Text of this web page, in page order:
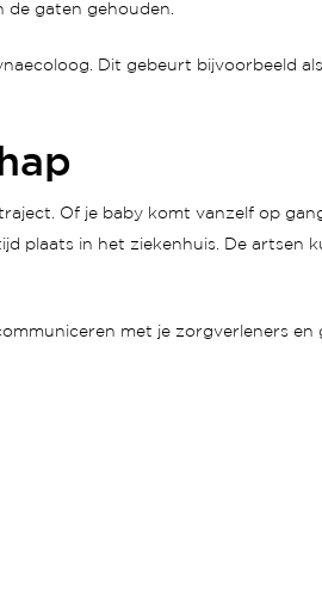
gaten gehouden.
Dit gebeurt bijvoorbeeld
Of je baby komt vanzelf op
plaats in het ziekenhuis. De artsen
met je zorgverleners en